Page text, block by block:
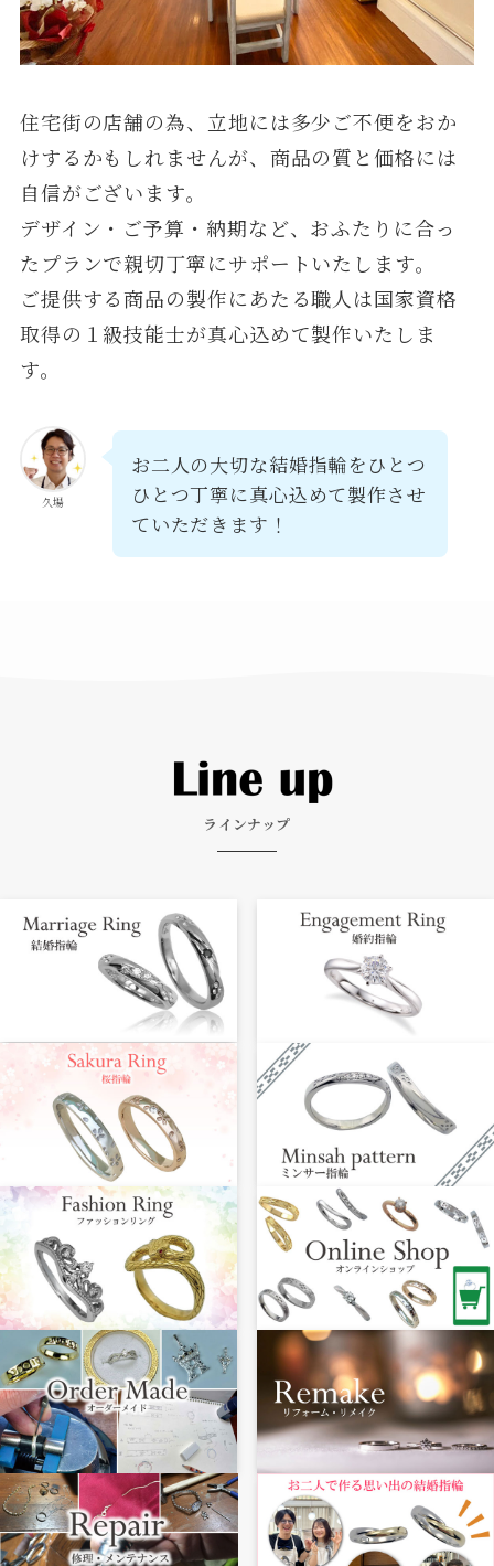
住宅街の店舗の為、立地には多少ご不便をおか
けするかもしれませんが、商品の質と価格には
自信がございます。
デザイン・ご予算・納期など、おふたりに合っ
たプランで親切丁寧にサポートいたします。
ご提供する商品の製作にあたる職人は国家資格
取得の１級技能士が真心込めて製作いたしま
す。
久場
お二人の大切な結婚指輪をひとつ
ひとつ丁寧に真心込めて製作させ
ていただきます！
ラインナップ